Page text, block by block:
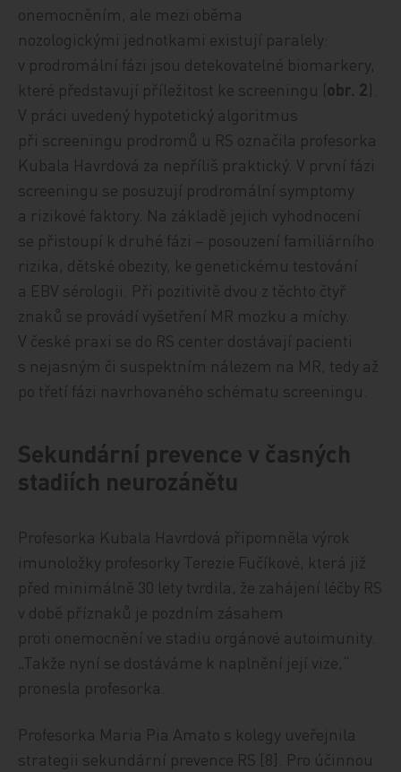
onemocněním, ale mezi oběma
nozologickými jednotkami existují paralely:
v prodromální fázi jsou detekovatelné biomarkery,
které představují příležitost ke screeningu (obr. 2).
V práci uvedený hypotetický algoritmus
při screeningu prodromů u RS označila profesorka
Kubala Havrdová za nepříliš praktický. V první fázi
screeningu se posuzují prodromální symptomy
a rizikové faktory. Na základě jejich vyhodnocení
se přistoupí k druhé fázi – posouzení familiárního
rizika, dětské obezity, ke genetickému testování
a EBV sérologii. Při pozitivitě dvou z těchto čtyř
znaků se provádí vyšetření MR mozku a míchy.
V české praxi se do RS center dostávají pacienti
s nejasným či suspektním nálezem na MR, tedy až
po třetí fázi navrhovaného schématu screeningu.
Sekundární prevence v časných
stadiích neurozánětu
Profesorka Kubala Havrdová připomněla výrok
imunoložky profesorky Terezie Fučíkové, která již
před minimálně 30 lety tvrdila, že zahájení léčby RS
v době příznaků je pozdním zásahem
proti onemocnění ve stadiu orgánové autoimunity.
„Takže nyní se dostáváme k naplnění její vize,“
pronesla profesorka.
Profesorka Maria Pia Amato s kolegy uveřejnila
strategii sekundární prevence RS [8]. Pro účinnou